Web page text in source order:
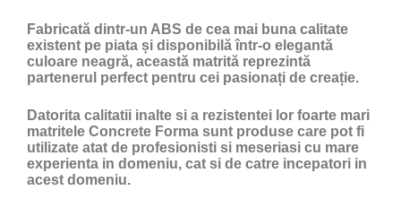
Fabricată dintr-un ABS de cea mai buna calitate
existent pe piata și disponibilă într-o elegantă
culoare neagră, această matrită reprezintă
partenerul perfect pentru cei pasionați de creație.
Datorita calitatii inalte si a rezistentei lor foarte mari
matritele Concrete Forma sunt produse care pot fi
utilizate atat de profesionisti si meseriasi cu mare
experienta in domeniu, cat si de catre incepatori in
acest domeniu.